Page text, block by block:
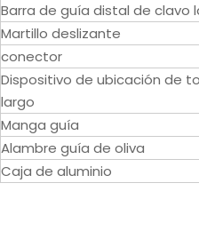
Barra de guía distal de clavo
Martillo deslizante
conector
Dispositivo de ubicación de
largo
Manga guía
Alambre guía de oliva
Caja de aluminio